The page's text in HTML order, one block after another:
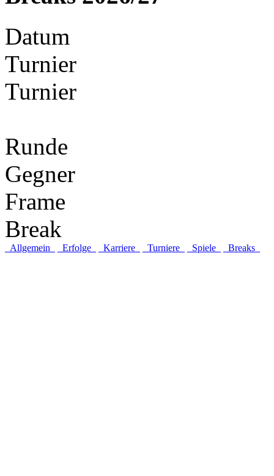
Datum
Turnier
Turnier
Runde
Gegner
Frame
Break
Allgemein Erfolge Karriere Turniere Spiele Breaks